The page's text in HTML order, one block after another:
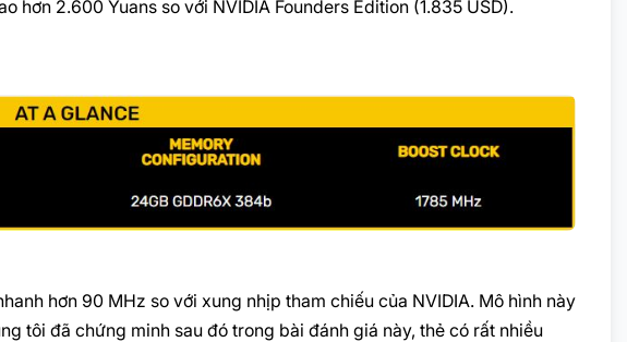
hơn 2.600 Yuans so với NVIDIA Founders Edition (1.835 USD).
hơn 90 MHz so với xung nhịp tham chiếu của NVIDIA. Mô hình này
tôi đã chứng minh sau đó trong bài đánh giá này, thẻ có rất nhiều